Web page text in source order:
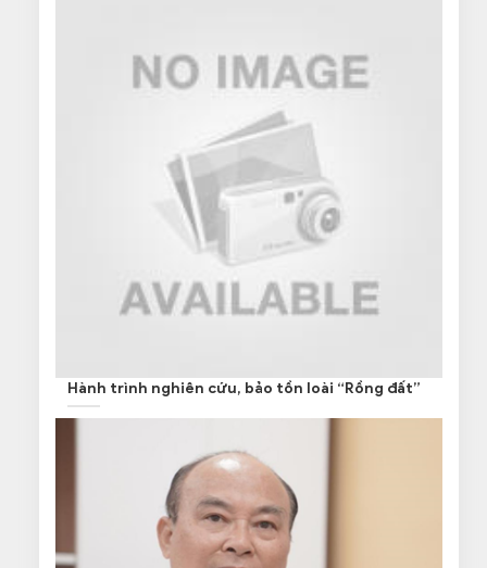
Hành trình nghiên cứu, bảo tồn loài “Rồng đất”